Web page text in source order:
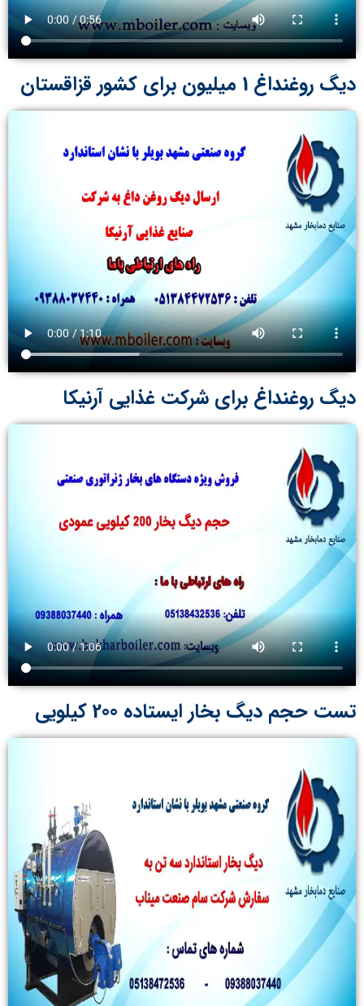
دیگ روغنداغ 1 میلیون برای کشور قزاقستان
دیگ روغنداغ برای شرکت غذایی آرنیکا
تست حجم دیگ بخار ایستاده 200 کیلویی